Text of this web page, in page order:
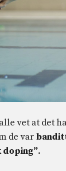
vet at det
de var
doping”.